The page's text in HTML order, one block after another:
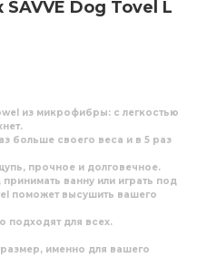
Dog Tovel L
из микрофибры: с легкостью
больше своего веса и в 5 раз
прочное и долговечное.
ванну или играть под
поможет высушить вашего
подходят для всех.
именно для вашего